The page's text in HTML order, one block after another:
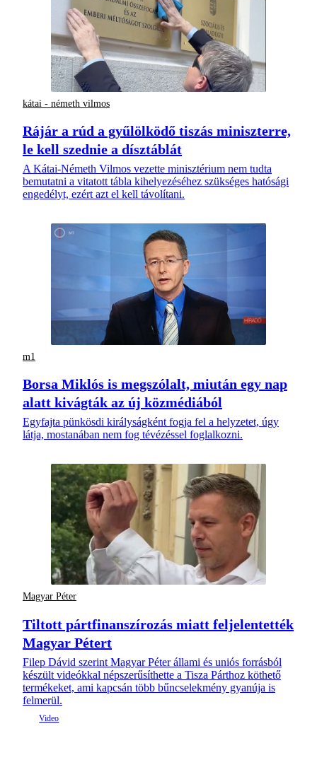
kátai - németh vilmos
Rájár a rúd a gyűlölködő tiszás miniszterre,
le kell szednie a dísztáblát
A Kátai-Németh Vilmos vezette minisztérium nem tudta
bemutatni a vitatott tábla kihelyezéséhez szükséges hatósági
engedélyt, ezért azt el kell távolítani.
m1
Borsa Miklós is megszólalt, miután egy nap
alatt kivágták az új közmédiából
Egyfajta pünkösdi királyságként fogja fel a helyzetet, úgy
látja, mostanában nem fog tévézéssel foglalkozni.
Magyar Péter
Tiltott pártfinanszírozás miatt feljelentették
Magyar Pétert
Filep Dávid szerint Magyar Péter állami és uniós forrásból
készült videókkal népszerűsíthette a Tisza Párthoz köthető
termékeket, ami kapcsán több bűncselekmény gyanúja is
felmerül.